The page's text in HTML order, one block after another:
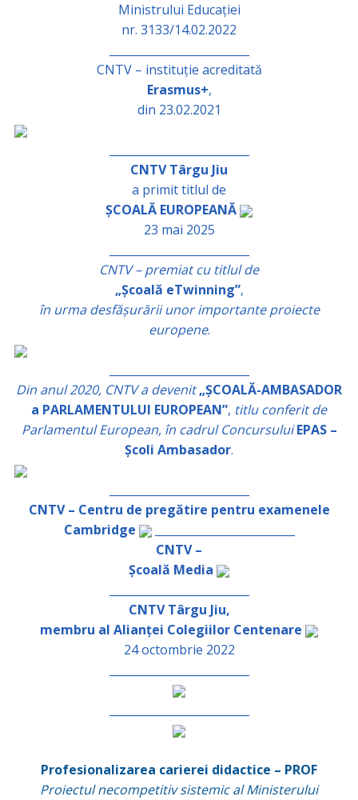
Ministrului Educației
nr. 3133/14.02.2022
CNTV – instituție acreditată
Erasmus+,
din 23.02.2021
CNTV Târgu Jiu
a primit titlul de
ȘCOALĂ EUROPEANĂ
23 mai 2025
CNTV – premiat cu titlul de
„Școală eTwinning”,
în urma desfășurării unor importante proiecte
europene.
Din anul 2020, CNTV a devenit „ȘCOALĂ-AMBASADOR
a PARLAMENTULUI EUROPEAN”, titlu conferit de
Parlamentul European, în cadrul Concursului EPAS –
Școli Ambasador.
CNTV – Centru de pregătire pentru examenele
Cambridge
_________________________
CNTV –
Școală Media
CNTV Târgu Jiu,
membru al Alianței Colegiilor Centenare
24 octombrie 2022
Profesionalizarea carierei didactice – PROF
Proiectul necompetitiv sistemic al Ministerului